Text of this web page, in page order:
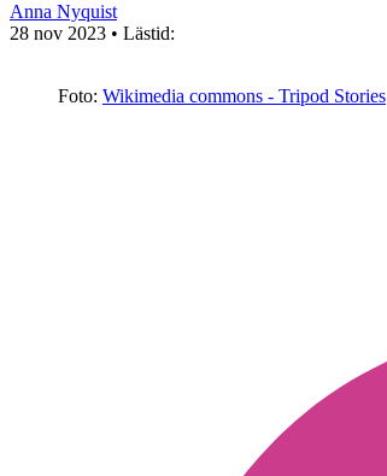
Anna Nyquist
28 nov 2023 • Lästid:
Foto: Wikimedia commons - Tripod Stories